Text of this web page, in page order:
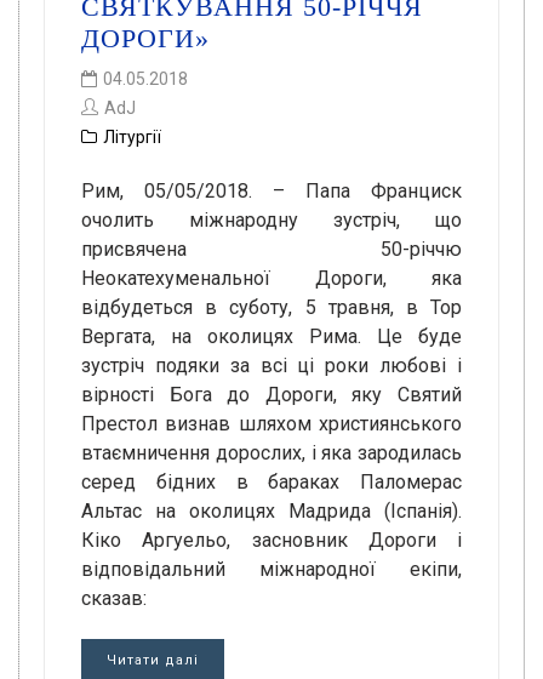
СВЯТКУВАННЯ 50-РІЧЧЯ
ДОРОГИ»
04.05.2018
AdJ
Літургії
Рим, 05/05/2018. – Папа Франциск
очолить міжнародну зустріч, що
присвячена 50-річчю
Неокатехуменальної Дороги, яка
відбудеться в суботу, 5 травня, в Тор
Вергата, на околицях Рима. Це буде
зустріч подяки за всі ці роки любові і
вірності Бога до Дороги, яку Святий
Престол визнав шляхом християнського
втаємничення дорослих, і яка зародилась
серед бідних в бараках Паломерас
Альтас на околицях Мадрида (Іспанія).
Кіко Аргуельо, засновник Дороги і
відповідальний міжнародної екіпи,
сказав:
Читати далі